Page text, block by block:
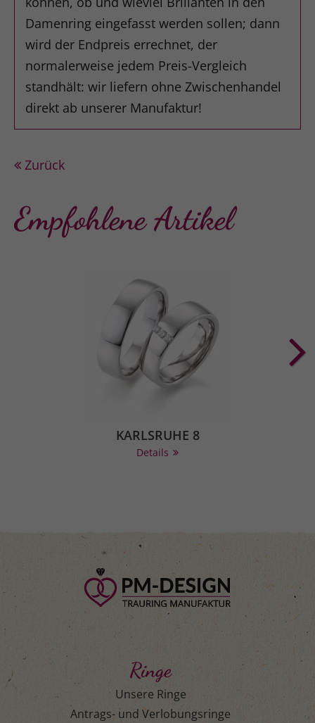
Damenring eingefasst werden sollen; dann
wird der Endpreis errechnet, der
normalerweise jedem Preis-Vergleich
standhält: wir liefern ohne Zwischenhandel
direkt ab unserer Manufaktur!
Zurück
Empfohlene Artikel
KARLSRUHE 8
Details
Ringe
Unsere Ringe
Antrags- und Verlobungsringe